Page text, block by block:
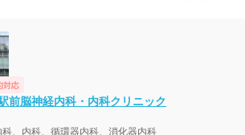
対応
前脳神経内科・内科クリニック
科、内科、循環器内科、消化器内科